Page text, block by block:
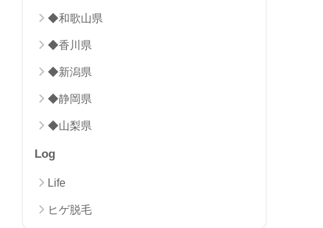
◆和歌山県
◆香川県
◆新潟県
◆静岡県
◆山梨県
Log
Life
ヒゲ脱毛